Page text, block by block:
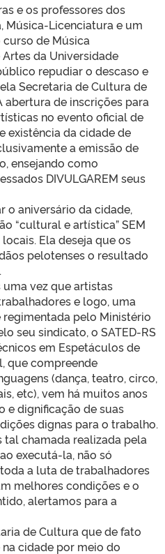
e os professores dos
Música-Licenciatura e um
de Música
da Universidade
repudiar o descaso e
Secretaria de Cultura de
abertura de inscrições para
no evento oficial de
existência da cidade de
a emissão de
ensejando como
DIVULGAREM seus
o aniversário da cidade,
“cultural e artística” SEM
Ela deseja que os
pelotenses o resultado
vez que artistas
e logo, uma
pelo Ministério
seu sindicato, o SATED-RS
em Espetáculos de
que compreende
(dança, teatro, circo,
etc), vem há muitos anos
e dignificação de suas
dignas para o trabalho.
tal chamada realizada pela
executá-la, não só
a luta de trabalhadores
melhores condições e o
alertamos para a
de Cultura que de fato
cidade por meio do